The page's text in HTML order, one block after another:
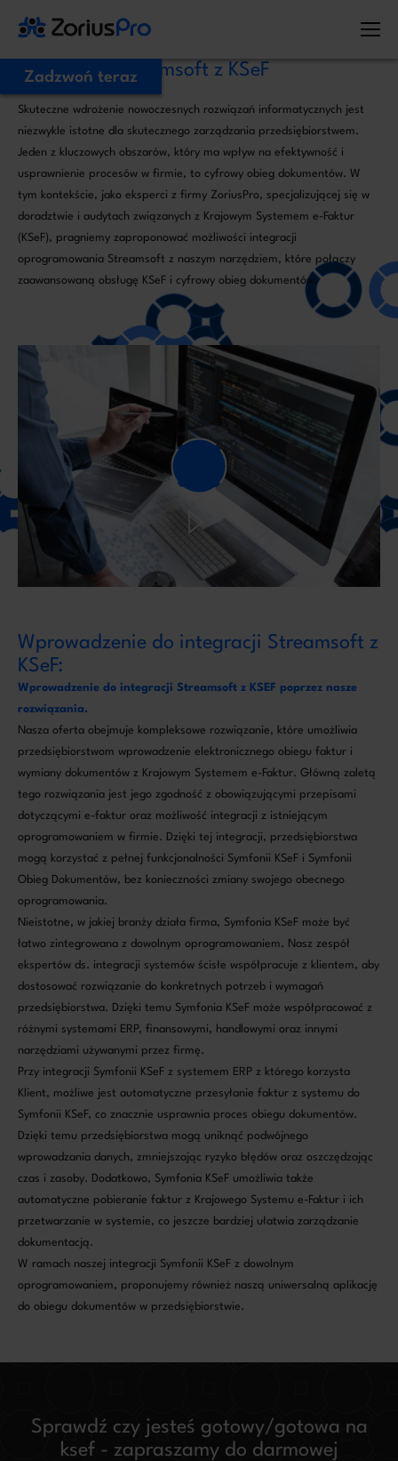
Zostaw Swój numer telefonu,
zadzwonimy niezwłocznie!
podane w formularzu przetwarzamy w celu obsługi Twojej wiadomości i
RODO, gdy Twoje zapytanie dotyczy oferty lub zawarcia umowy, albo art. 6
ust. 1 lit. f RODO, gdy kontakt dotyczy innej sprawy. Więcej informacji o
zasadach przetwarzania danych znajdziesz wPolityce prywatności.
Zadzwoń teraz
Integracja Streamsoft z KSeF
Skuteczne wdrożenie nowoczesnych rozwiązań informatycznych jest
niezwykle istotne dla skutecznego zarządzania przedsiębiorstwem.
Jeden z kluczowych obszarów, który ma wpływ na efektywność i
usprawnienie procesów w firmie, to cyfrowy obieg dokumentów. W
tym kontekście, jako eksperci z firmy ZoriusPro, specjalizującej się w
doradztwie i audytach związanych z Krajowym Systemem e-Faktur
(KSeF), pragniemy zaproponować możliwości integracji
oprogramowania Streamsoft z naszym narzędziem, które połączy
zaawansowaną obsługę KSeF i cyfrowy obieg dokumentów.
Wprowadzenie do integracji Streamsoft z
KSeF:
Wprowadzenie do integracji Streamsoft z KSEF poprzez nasze
rozwiązania.
Nasza oferta obejmuje kompleksowe rozwiązanie, które umożliwia
przedsiębiorstwom wprowadzenie elektronicznego obiegu faktur i
wymiany dokumentów z Krajowym Systemem e-Faktur. Główną zaletą
tego rozwiązania jest jego zgodność z obowiązującymi przepisami
dotyczącymi e-faktur oraz możliwość integracji z istniejącym
oprogramowaniem w firmie. Dzięki tej integracji, przedsiębiorstwa
mogą korzystać z pełnej funkcjonalności Symfonii KSeF i Symfonii
Obieg Dokumentów, bez konieczności zmiany swojego obecnego
oprogramowania.
Nieistotne, w jakiej branży działa firma, Symfonia KSeF może być
łatwo zintegrowana z dowolnym oprogramowaniem. Nasz zespół
ekspertów ds. integracji systemów ścisłe współpracuje z klientem, aby
dostosować rozwiązanie do konkretnych potrzeb i wymagań
przedsiębiorstwa. Dzięki temu Symfonia KSeF może współpracować z
różnymi systemami ERP, finansowymi, handlowymi oraz innymi
narzędziami używanymi przez firmę.
Przy integracji Symfonii KSeF z systemem ERP z którego korzysta
Klient, możliwe jest automatyczne przesyłanie faktur z systemu do
Symfonii KSeF, co znacznie usprawnia proces obiegu dokumentów.
Dzięki temu przedsiębiorstwa mogą uniknąć podwójnego
wprowadzania danych, zmniejszając ryzyko błędów oraz oszczędzając
czas i zasoby. Dodatkowo, Symfonia KSeF umożliwia także
automatyczne pobieranie faktur z Krajowego Systemu e-Faktur i ich
przetwarzanie w systemie, co jeszcze bardziej ułatwia zarządzanie
dokumentacją.
W ramach naszej integracji Symfonii KSeF z dowolnym
oprogramowaniem, proponujemy również naszą uniwersalną aplikację
do obiegu dokumentów w przedsiębiorstwie.
Sprawdź czy jesteś gotowy/gotowa na
ksef - zapraszamy do darmowej